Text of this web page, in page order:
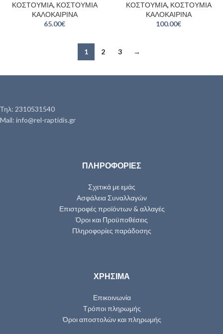
ΚΟΣΤΟΥΜΙΑ, ΚΟΣΤΟΥΜΙΑ
ΚΑΛΟΚΑΙΡΙΝΑ
65.00€
ΚΟΣΤΟΥΜΙΑ, ΚΟΣΤΟΥΜΙΑ
ΚΑΛΟΚΑΙΡΙΝΑ
100.00€
1 2 3 →
Τηλ: 2310531540
Mail: info@rel-raptidis.gr
ΠΛΗΡΟΦΟΡΙΕΣ
Σχετικά με εμάς
Ασφάλεια Συναλλαγών
Επιστροφές προϊόντων & αλλαγές
Όροι και Προϋποθέσεις
Πληροφορίες παράδοσης
ΧΡΗΣΙΜΑ
Επικοινωνία
Τρόποι πληρωμής
Όροι αποστολών και πληρωμής